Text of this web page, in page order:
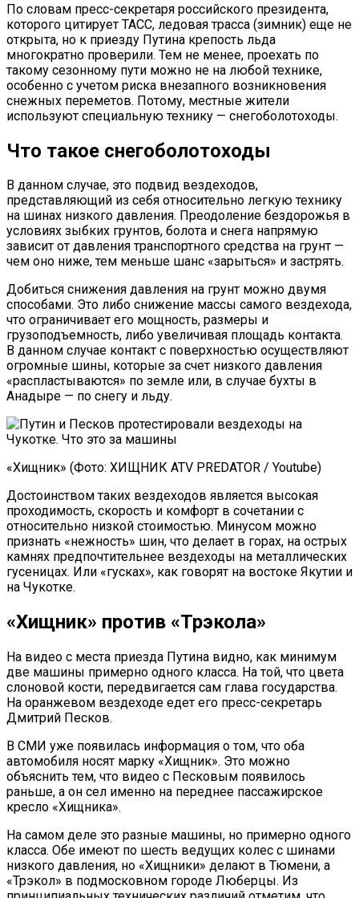
По словам пресс-секретаря российского президента,
которого цитирует ТАСС, ледовая трасса (зимник) еще не
открыта, но к приезду Путина крепость льда
многократно проверили. Тем не менее, проехать по
такому сезонному пути можно не на любой технике,
особенно с учетом риска внезапного возникновения
снежных переметов. Потому, местные жители
используют специальную технику — снегоболотоходы.
Что такое снегоболотоходы
В данном случае, это подвид вездеходов,
представляющий из себя относительно легкую технику
на шинах низкого давления. Преодоление бездорожья в
условиях зыбких грунтов, болота и снега напрямую
зависит от давления транспортного средства на грунт —
чем оно ниже, тем меньше шанс «зарыться» и застрять.
Добиться снижения давления на грунт можно двумя
способами. Это либо снижение массы самого вездехода,
что ограничивает его мощность, размеры и
грузоподъемность, либо увеличивая площадь контакта.
В данном случае контакт с поверхностью осуществляют
огромные шины, которые за счет низкого давления
«распластываются» по земле или, в случае бухты в
Анадыре — по снегу и льду.
«Хищник» (Фото: ХИЩНИК ATV PREDATOR / Youtube)
Достоинством таких вездеходов является высокая
проходимость, скорость и комфорт в сочетании с
относительно низкой стоимостью. Минусом можно
признать «нежность» шин, что делает в горах, на острых
камнях предпочтительнее вездеходы на металлических
гусеницах. Или «гусках», как говорят на востоке Якутии и
на Чукотке.
«Хищник» против «Трэкола»
На видео с места приезда Путина видно, как минимум
две машины примерно одного класса. На той, что цвета
слоновой кости, передвигается сам глава государства.
На оранжевом вездеходе едет его пресс-секретарь
Дмитрий Песков.
В СМИ уже появилась информация о том, что оба
автомобиля носят марку «Хищник». Это можно
объяснить тем, что видео с Песковым появилось
раньше, а он сел именно на переднее пассажирское
кресло «Хищника».
На самом деле это разные машины, но примерно одного
класса. Обе имеют по шесть ведущих колес с шинами
низкого давления, но «Хищники» делают в Тюмени, а
«Трэкол» в подмосковном городе Люберцы. Из